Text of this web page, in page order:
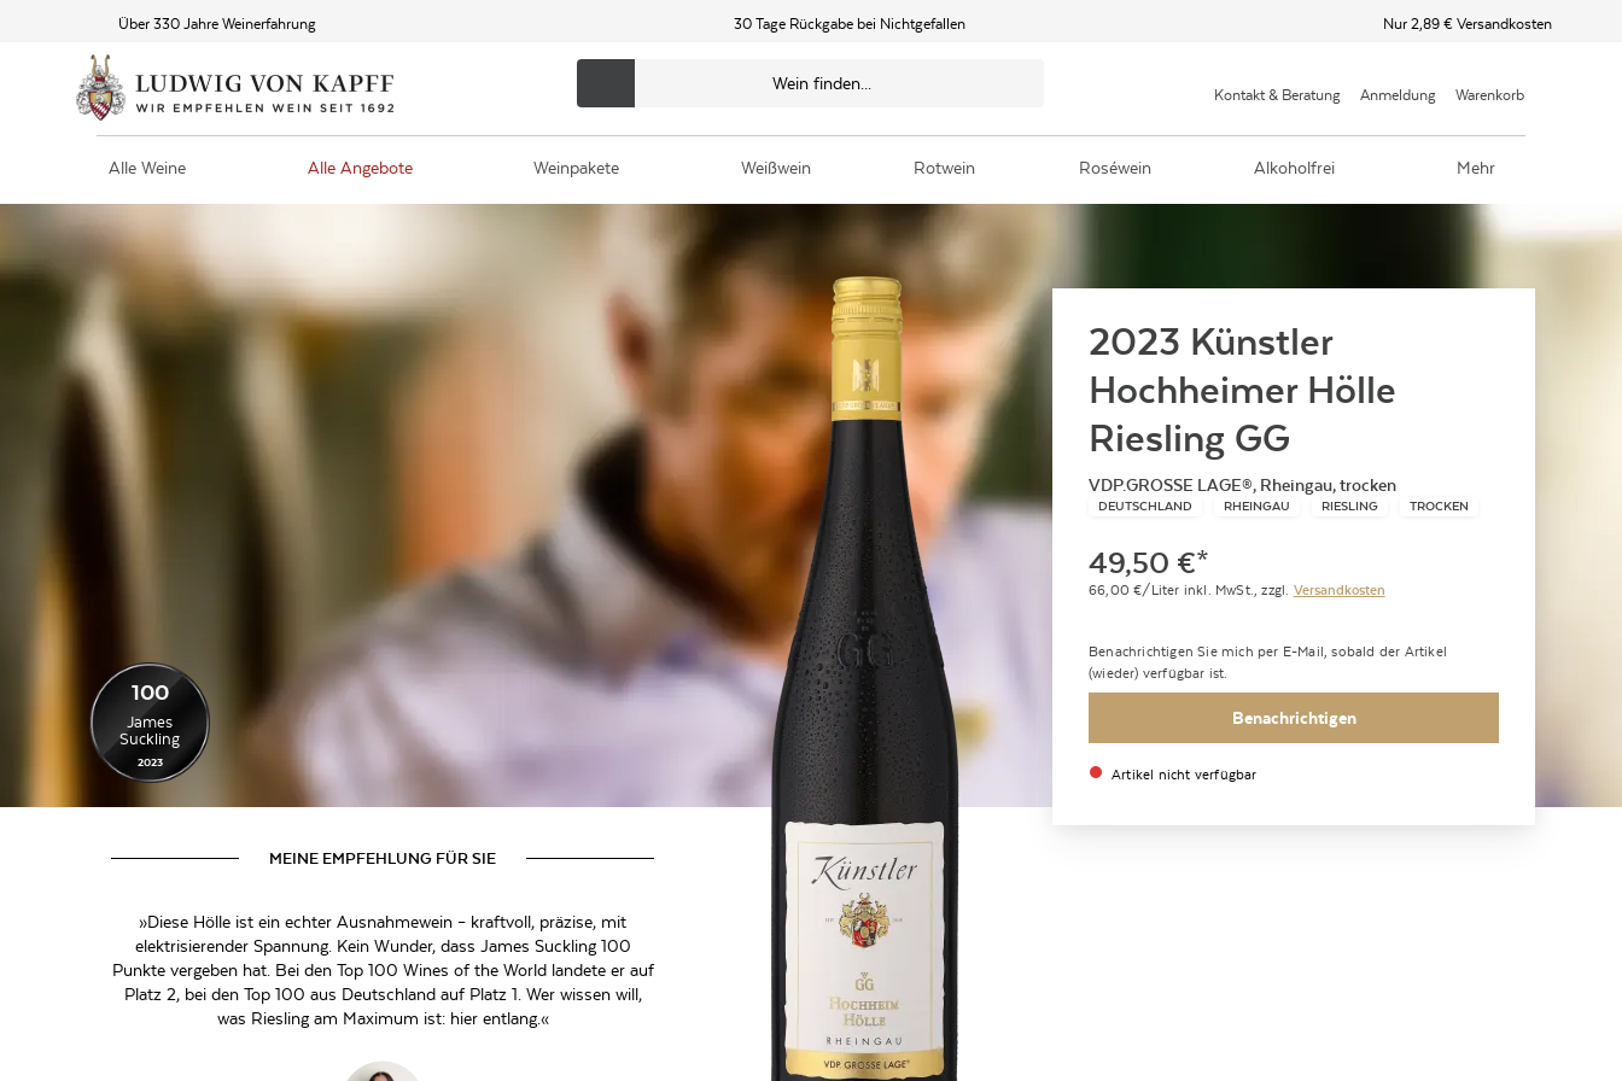
Über 330 Jahre Weinerfahrung 30 Tage Rückgabe bei Nichtgefallen Nur 2,89 € Versandkosten
Kontakt & Beratung Anmeldung Warenkorb
Alle Weine Alle Angebote Weinpakete Weißwein Rotwein Roséwein Alkoholfrei Mehr
100
James
Suckling
2023
2023 Künstler
Hochheimer Hölle
Riesling GG
VDP.GROSSE LAGE®, Rheingau, trocken
DEUTSCHLAND RHEINGAU RIESLING TROCKEN
49,50 €*
66,00 €/Liter inkl. MwSt., zzgl. Versandkosten
Benachrichtigen Sie mich per E-Mail, sobald der Artikel
(wieder) verfügbar ist.
Benachrichtigen
Artikel nicht verfügbar
MEINE EMPFEHLUNG FÜR SIE
»Diese Hölle ist ein echter Ausnahmewein – kraftvoll, präzise, mit
elektrisierender Spannung. Kein Wunder, dass James Suckling 100
Punkte vergeben hat. Bei den Top 100 Wines of the World landete er auf
Platz 2, bei den Top 100 aus Deutschland auf Platz 1. Wer wissen will,
was Riesling am Maximum ist: hier entlang.«